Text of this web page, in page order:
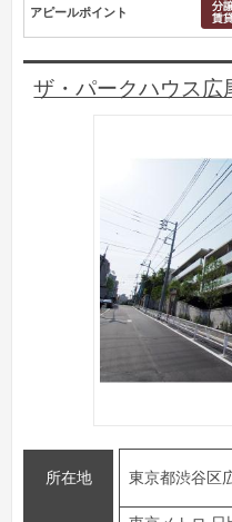
アピールポイント
ザ・パークハウス広
所在地 東京都渋谷区